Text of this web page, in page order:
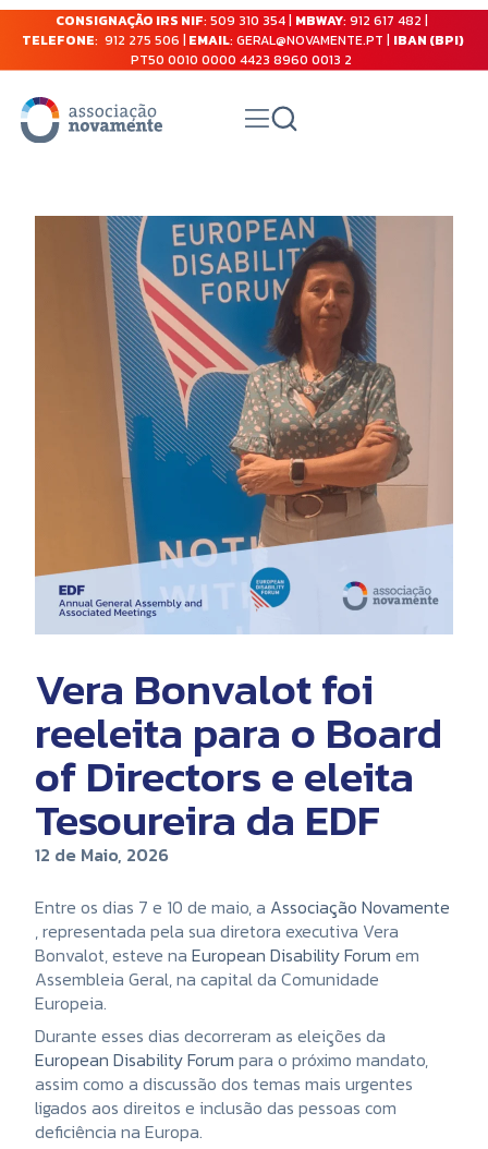
CONSIGNAÇÃO IRS NIF: 509 310 354 | MBWAY: 912 617 482 |
TELEFONE: 912 275 506 | EMAIL: GERAL@NOVAMENTE.PT | IBAN (BPI)
PT50 0010 0000 4423 8960 0013 2
Vera Bonvalot foi
reeleita para o Board
of Directors e eleita
Tesoureira da EDF
12 de Maio, 2026
Entre os dias 7 e 10 de maio, a Associação Novamente
, representada pela sua diretora executiva Vera
Bonvalot, esteve na European Disability Forum em
Assembleia Geral, na capital da Comunidade
Europeia.
Durante esses dias decorreram as eleições da
European Disability Forum para o próximo mandato,
assim como a discussão dos temas mais urgentes
ligados aos direitos e inclusão das pessoas com
deficiência na Europa.